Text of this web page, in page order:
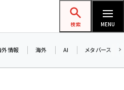
ョップ担当者フォーラム
検索 MENU
外情報 海外 AI メタバース